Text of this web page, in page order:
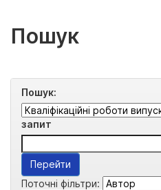
Пошук
Пошук:
запит
Поточні фільтри: